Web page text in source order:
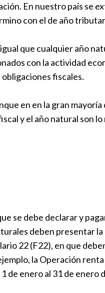
En nuestro país se
con el de año
que cualquier año
con la actividad
fiscales.
en en la gran mayoría
y el año natural son lo
se debe declarar y
deben presentar la
22 (F22), en que
la Operación
de enero al 31 de enero